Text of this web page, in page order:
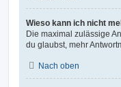
Wieso kann ich nicht
Die maximal zulässige
du glaubst, mehr
Nach oben